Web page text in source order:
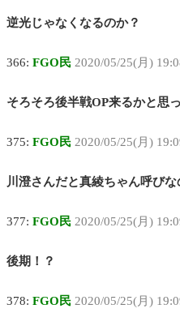
逆光じゃなくなるのか？
366: FGO民 2020/05/25(月)
そろそろ後半戦OP来るかと思
375: FGO民 2020/05/25(月)
川澄さんだと真綾ちゃん呼びな
377: FGO民 2020/05/25(月)
後期！？
378: FGO民 2020/05/25(月)